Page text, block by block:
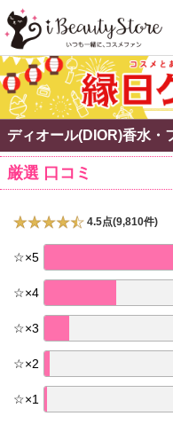
ディオール(DIOR)香水・
厳選 口コミ
4.5点(9,810件)
☆×5
☆×4
☆×3
☆×2
☆×1